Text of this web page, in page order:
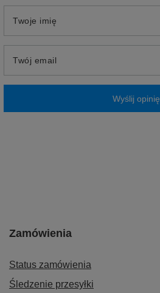
Twoje imię
Twój email
Wyślij opinię
Zamówienia
Status zamówienia
Śledzenie przesyłki